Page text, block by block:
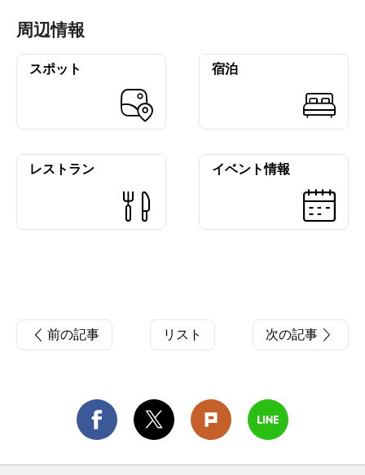
周辺情報
スポット 宿泊
レストラン イベント情報
前の記事 リスト 次の記事